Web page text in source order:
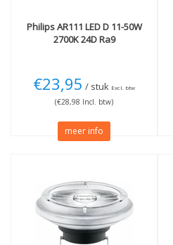
PhilipsAR111 LED D 11-50W
2700K 24D Ra9
€23,95 / stuk Excl. btw
(€28,98 Incl. btw)
meer info